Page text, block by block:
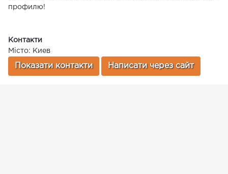
профилю!
Контакти
Місто: Киев
Показати контакти Написати через сайт